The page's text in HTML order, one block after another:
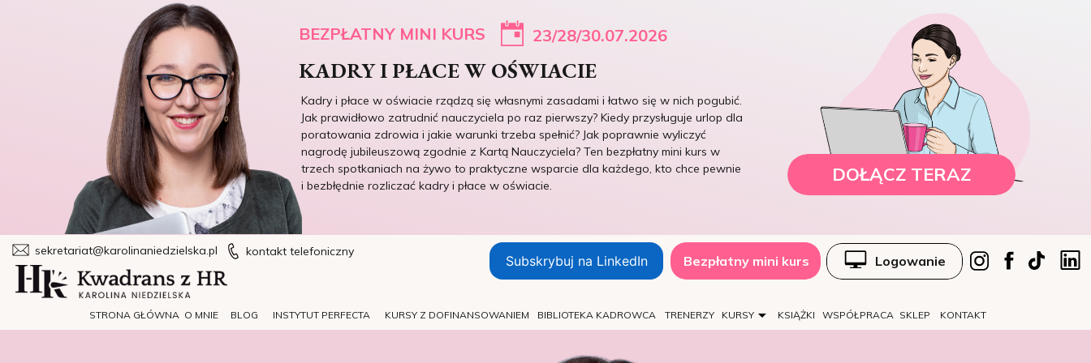
BEZPŁATNY MINI KURS
Kadry i płace w oświacie rządzą się własnymi zasadami i łatwo się w nich pogubić.
Jak prawidłowo zatrudnić nauczyciela po raz pierwszy? Kiedy przysługuje urlop dla
poratowania zdrowia i jakie warunki trzeba spełnić? Jak poprawnie wyliczyć
nagrodę jubileuszową zgodnie z Kartą Nauczyciela? Ten bezpłatny mini kurs w
trzech spotkaniach na żywo to praktyczne wsparcie dla każdego, kto chce pewnie
i bezbłędnie rozliczać kadry i płace w oświacie.
DOŁĄCZ TERAZ
KADRY I PŁACE W OŚWIACIE
23/28/30.07.2026
KURSY
O MNIE BIBLIOTEKA KADROWCA WSPÓŁPRACA KONTAKT
INSTYTUT PERFECTA KSIĄŻKI
sekretariat@karolinaniedzielska.pl kontakt telefoniczny
TRENERZY
KURSY Z DOFINANSOWANIEM
STRONA GŁÓWNA
Logowanie
BLOG SKLEP
Subskrybuj na LinkedIn Bezpłatny mini kurs